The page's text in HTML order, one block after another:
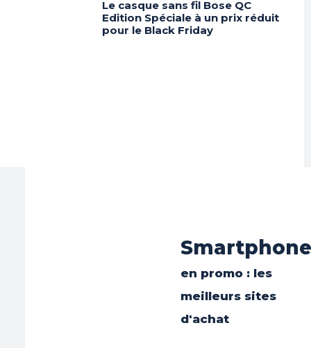
Le casque sans fil Bose QC
Edition Spéciale à un prix réduit
pour le Black Friday
Smartphone
en promo : les
meilleurs sites
d'achat